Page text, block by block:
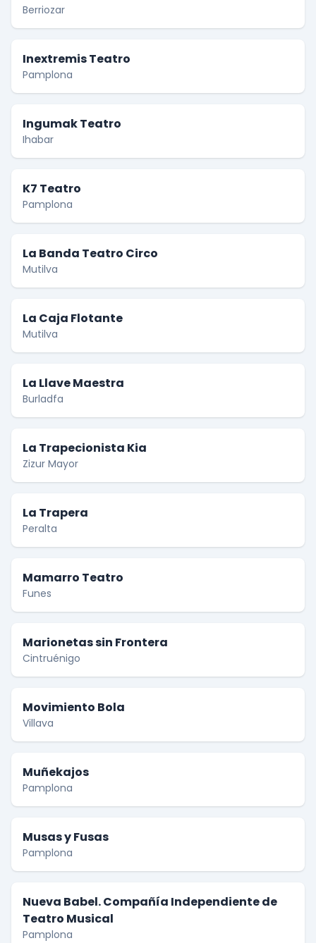
Berriozar
Inextremis Teatro
Pamplona
Ingumak Teatro
Ihabar
K7 Teatro
Pamplona
La Banda Teatro Circo
Mutilva
La Caja Flotante
Mutilva
La Llave Maestra
Burladfa
La Trapecionista Kia
Zizur Mayor
La Trapera
Peralta
Mamarro Teatro
Funes
Marionetas sin Frontera
Cintruénigo
Movimiento Bola
Villava
Muñekajos
Pamplona
Musas y Fusas
Pamplona
Nueva Babel. Compañía Independiente de
Teatro Musical
Pamplona